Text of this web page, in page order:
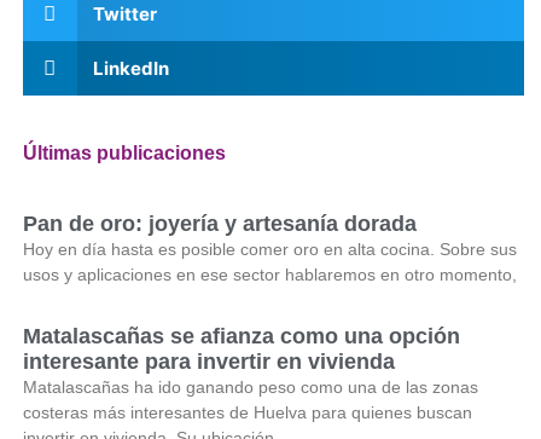
Twitter
LinkedIn
Últimas publicaciones
Pan de oro: joyería y artesanía dorada
Hoy en día hasta es posible comer oro en alta cocina. Sobre sus
usos y aplicaciones en ese sector hablaremos en otro momento,
Matalascañas se afianza como una opción
interesante para invertir en vivienda
Matalascañas ha ido ganando peso como una de las zonas
costeras más interesantes de Huelva para quienes buscan